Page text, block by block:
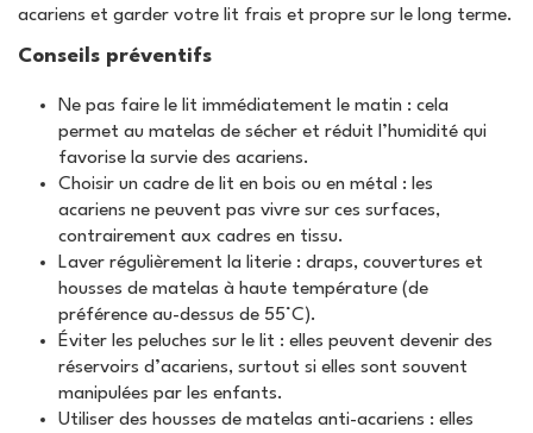
acariens et garder votre lit frais et propre sur le long terme.
Conseils préventifs
Ne pas faire le lit immédiatement le matin : cela
permet au matelas de sécher et réduit l’humidité qui
favorise la survie des acariens.
Choisir un cadre de lit en bois ou en métal : les
acariens ne peuvent pas vivre sur ces surfaces,
contrairement aux cadres en tissu.
Laver régulièrement la literie : draps, couvertures et
housses de matelas à haute température (de
préférence au-dessus de 55°C).
Éviter les peluches sur le lit : elles peuvent devenir des
réservoirs d’acariens, surtout si elles sont souvent
manipulées par les enfants.
Utiliser des housses de matelas anti-acariens : elles